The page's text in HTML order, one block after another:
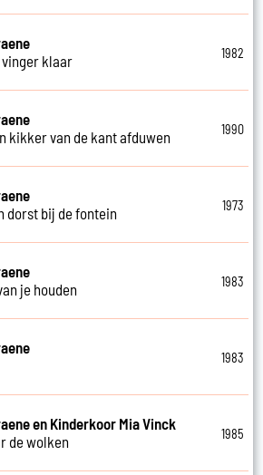
vinger klaar
1982
kikker van de kant afduwen
1990
dorst bij de fontein
1973
je houden
1983
1983
en Kinderkoor Mia Vinck
de wolken
1985